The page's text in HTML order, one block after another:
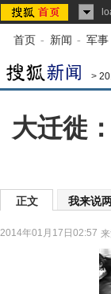
首页 - 新闻 - 军事
>
大迁徙
正文 我来说
2014年01月17日02:57 来